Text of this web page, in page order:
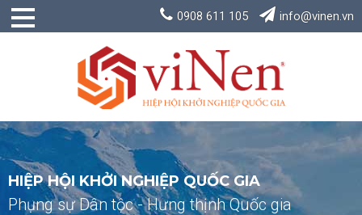
0908 611 105 info@vinen.vn
HIỆP HỘI KHỞI NGHIỆP QUỐC GIA
Phụng sự Dân tộc - Hưng thịnh Quốc gia